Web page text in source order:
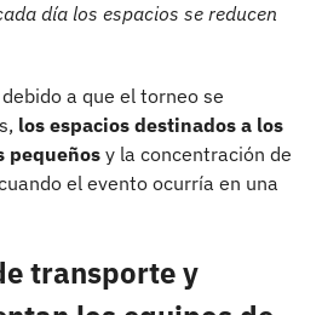
día los espacios se reducen
a que el torneo se
los espacios destinados a los
pequeños y la concentración de
el evento ocurría en una
transporte y